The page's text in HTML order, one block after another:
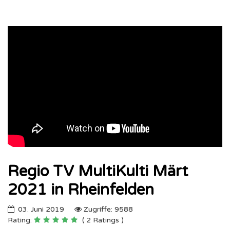
Regio TV MultiKulti Märt
2021 in Rheinfelden
03. Juni 2019
Zugriffe: 9588
Rating:
( 2 Ratings )